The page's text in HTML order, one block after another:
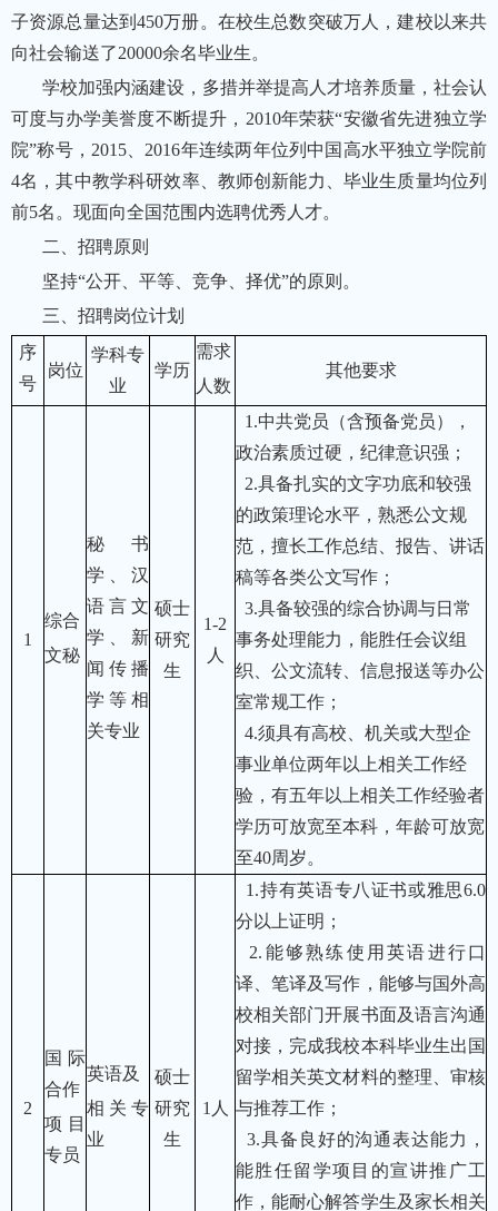
子资源总量达到450万册。在校生总数突破万人，建校以来共
向社会输送了20000余名毕业生。
学校加强内涵建设，多措并举提高人才培养质量，社会认
可度与办学美誉度不断提升，2010年荣获“安徽省先进独立学
院”称号，2015、2016年连续两年位列中国高水平独立学院前
4名，其中教学科研效率、教师创新能力、毕业生质量均位列
前5名。现面向全国范围内选聘优秀人才。
二、招聘原则
坚持“公开、平等、竞争、择优”的原则。
三、招聘岗位计划
序
号
岗位
学科专
业
学历
需求
人数
其他要求
1
综合
文秘
秘书
学、汉
语言文
学、新
闻传播
学等相
关专业
硕士
研究
生
1-2
人
1.中共党员（含预备党员），
政治素质过硬，纪律意识强；
2.具备扎实的文字功底和较强
的政策理论水平，熟悉公文规
范，擅长工作总结、报告、讲话
稿等各类公文写作；
3.具备较强的综合协调与日常
事务处理能力，能胜任会议组
织、公文流转、信息报送等办公
室常规工作；
4.须具有高校、机关或大型企
事业单位两年以上相关工作经
验，有五年以上相关工作经验者
学历可放宽至本科，年龄可放宽
至40周岁。
2
国际
合作
项目
专员
英语及
相关专
业
硕士
研究
生
1人
1.持有英语专八证书或雅思6.0
分以上证明；
2. 能够熟练使用英语进行口
译、笔译及写作，能够与国外高
校相关部门开展书面及语言沟通
对接，完成我校本科毕业生出国
留学相关英文材料的整理、审核
与推荐工作；
3.具备良好的沟通表达能力，
能胜任留学项目的宣讲推广工
作，能耐心解答学生及家长相关